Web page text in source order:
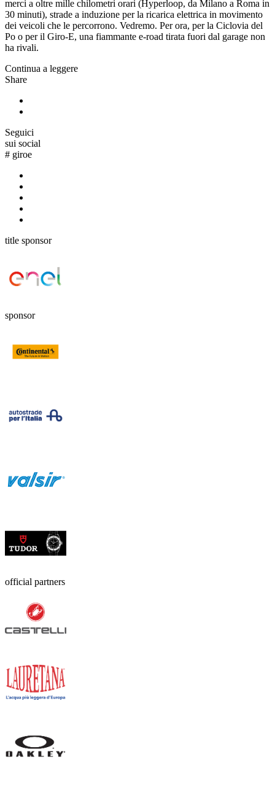
merci a oltre mille chilometri orari (Hyperloop, da Milano a Roma in
30 minuti), strade a induzione per la ricarica elettrica in movimento
dei veicoli che le percorrono. Vedremo. Per ora, per la Ciclovia del
Po o per il Giro-E, una fiammante e-road tirata fuori dal garage non
ha rivali.
Continua a leggere
Share
Seguici
sui social
# giroe
title sponsor
sponsor
official partners